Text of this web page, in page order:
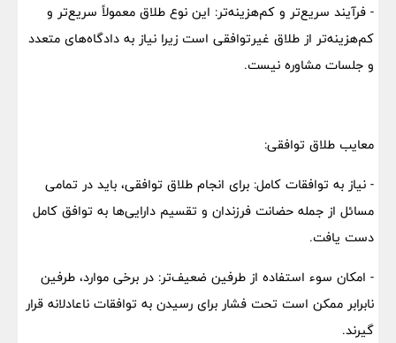
- فرآیند سریع‌تر و کم‌هزینه‌تر: این نوع طلاق معمولاً سریع‌تر و
کم‌هزینه‌تر از طلاق غیرتوافقی است زیرا نیاز به دادگاه‌های متعدد
و جلسات مشاوره نیست.
معایب طلاق توافقی:
- نیاز به توافقات کامل: برای انجام طلاق توافقی، باید در تمامی
مسائل از جمله حضانت فرزندان و تقسیم دارایی‌ها به توافق کامل
دست یافت.
- امکان سوء استفاده از طرفین ضعیف‌تر: در برخی موارد، طرفین
نابرابر ممکن است تحت فشار برای رسیدن به توافقات ناعادلانه قرار
گیرند.